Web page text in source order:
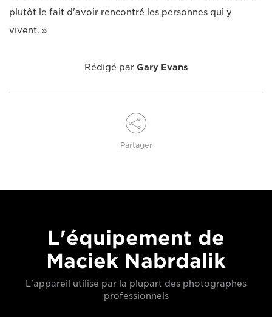
plutôt le fait d'avoir rencontré les personnes qui y
vivent. »
Rédigé par Gary Evans
Partager
L'équipement de
Maciek Nabrdalik
L'appareil utilisé par la plupart des photographes
professionnels